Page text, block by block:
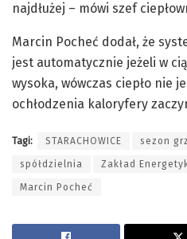
najdłużej – mówi szef
Marcin Pocheć dodał, że
jest automatycznie jeżeli w
wysoka, wówczas ciepło nie
ochłodzenia kaloryfery
Tagi: STARACHOWICE sezon
spółdzielnia Zakład
Marcin Pocheć